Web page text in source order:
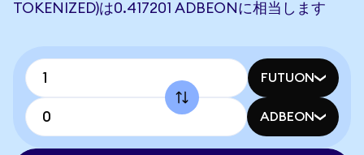
TOKENIZED)は0.417201 ADBEONに相当します
FUTUON
ADBEON